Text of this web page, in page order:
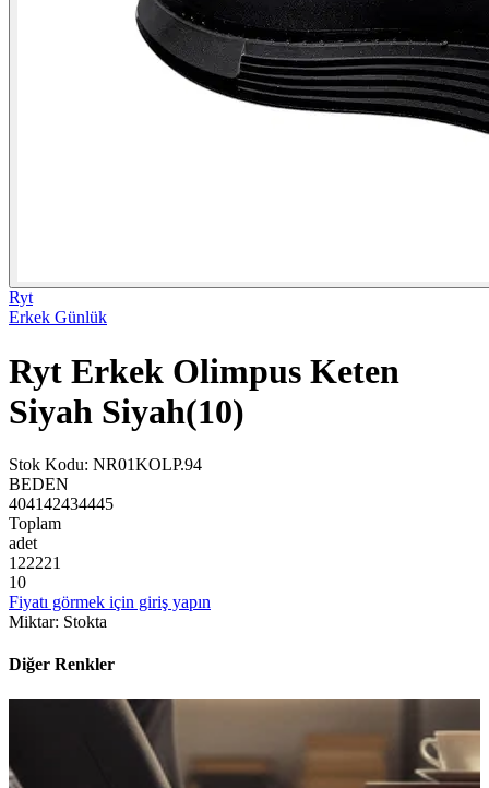
Ryt
Erkek Günlük
Ryt Erkek Olimpus Keten
Siyah Siyah(10)
Stok Kodu: NR01KOLP.94
BEDEN
404142434445
Toplam
adet
1 22221
10
Fiyatı görmek için giriş yapın
Miktar: Stokta
Diğer Renkler